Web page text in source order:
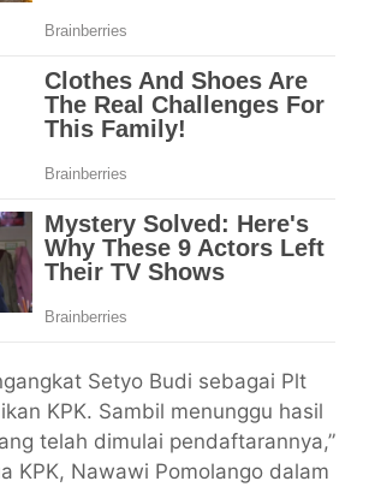
Setyo Budi sebagai Plt
KPK. Sambil menunggu hasil
telah dimulai pendaftarannya,”
KPK, Nawawi Pomolango dalam